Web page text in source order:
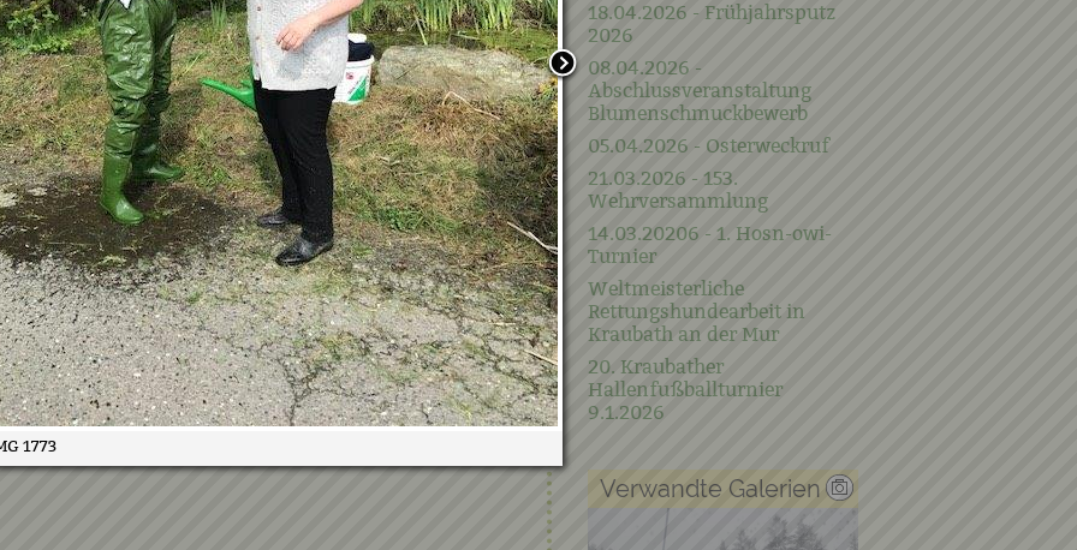
18.04.2026 - Frühjahrsputz
2026
08.04.2026 -
Abschlussveranstaltung
Blumenschmuckbewerb
05.04.2026 - Osterweckruf
21.03.2026 - 153.
Wehrversammlung
14.03.20206 - 1. Hosn-owi-
Turnier
Weltmeisterliche
Rettungshundearbeit in
Kraubath an der Mur
20. Kraubather
Hallenfußballturnier
9.1.2026
Verwandte Galerien
1773